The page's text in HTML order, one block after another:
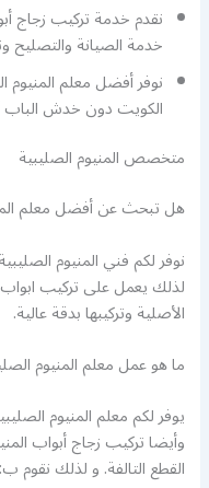
نقدم خدمة تركيب زجاج
خدمة الصيانة والتصليح
نوفر أفضل معلم
الكويت دون خدش الباب
متخصص المنيوم الصليبية
هل تبحث عن أفضل معلم
نوفر لكم فني المنيوم
لذلك يعمل على تركيب ابواب
الأصلية وتركيبها بدقة عالية.
ما هو عمل معلم المنيوم
يوفر لكم معلم المنيوم
وأيضا تركيب زجاج أبواب
القطع التالفة. و لذلك نقوم ب: